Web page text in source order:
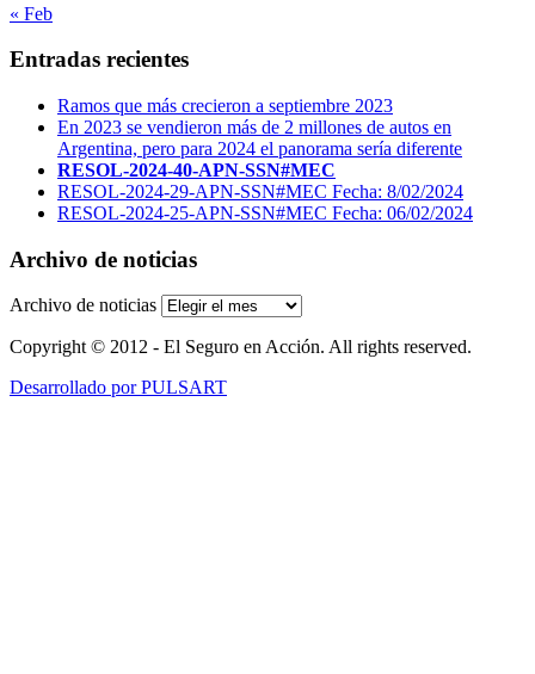
« Feb
Entradas recientes
Ramos que más crecieron a septiembre 2023
En 2023 se vendieron más de 2 millones de autos en
Argentina, pero para 2024 el panorama sería diferente
RESOL-2024-40-APN-SSN#MEC
RESOL-2024-29-APN-SSN#MEC Fecha: 8/02/2024
RESOL-2024-25-APN-SSN#MEC Fecha: 06/02/2024
Archivo de noticias
Archivo de noticias
Copyright © 2012 - El Seguro en Acción. All rights reserved.
Desarrollado por PULSART